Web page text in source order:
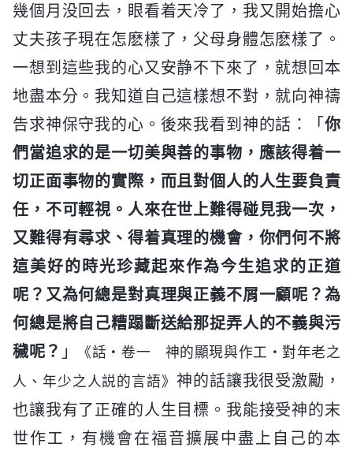
幾個月没回去，眼看着天冷了，我又開始擔心
丈夫孩子現在怎麽樣了，父母身體怎麽樣了。
一想到這些我的心又安静不下來了，就想回本
地盡本分。我知道自己這樣想不對，就向神禱
告求神保守我的心。後來我看到神的話：「 你
們當追求的是一切美與善的事物，應該得着一
切正面事物的實際，而且對個人的人生要負責
任，不可輕視。人來在世上難得碰見我一次，
又難得有尋求、得着真理的機會，你們何不將
這美好的時光珍藏起來作為今生追求的正道
呢？又為何總是對真理與正義不屑一顧呢？為
何總是將自己糟蹋斷送給那捉弄人的不義與污
穢呢？ 」
《話・卷一 神的顯現與作工・對年老之
人、年少之人説的言語》 神的話讓我很受激勵，
也讓我有了正確的人生目標。我能接受神的末
世作工，有機會在福音擴展中盡上自己的本